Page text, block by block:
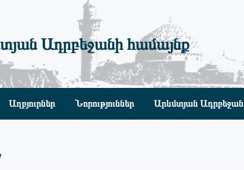
Ադրբեջանի համայնք
Աղբյուրներ Նորություններ Արևմտյան Ադրբեջան